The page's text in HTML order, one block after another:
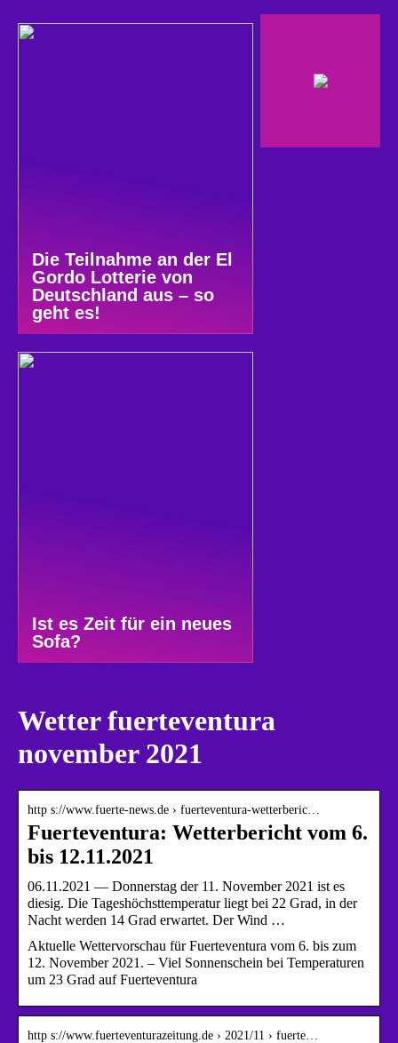
Die Teilnahme an der El
Gordo Lotterie von
Deutschland aus – so
geht es!
Ist es Zeit für ein neues
Sofa?
Wetter fuerteventura
november 2021
http s://www.fuerte-news.de › fuerteventura-wetterberic…
Fuerteventura: Wetterbericht vom 6.
bis 12.11.2021
06.11.2021 — Donnerstag der 11. November 2021 ist es
diesig. Die Tageshöchsttemperatur liegt bei 22 Grad, in der
Nacht werden 14 Grad erwartet. Der Wind …
Aktuelle Wettervorschau für Fuerteventura vom 6. bis zum
12. November 2021. – Viel Sonnenschein bei Temperaturen
um 23 Grad auf Fuerteventura
http s://www.fuerteventurazeitung.de › 2021/11 › fuerte…